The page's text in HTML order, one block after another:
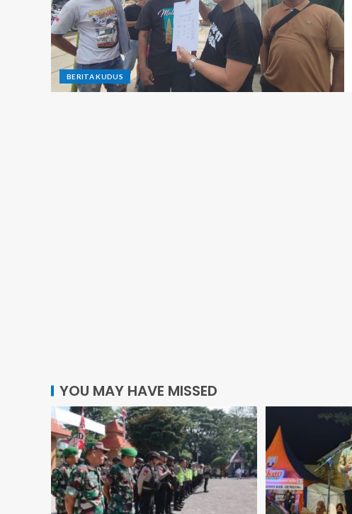
BERITA KUDUS
YOU MAY HAVE MISSED